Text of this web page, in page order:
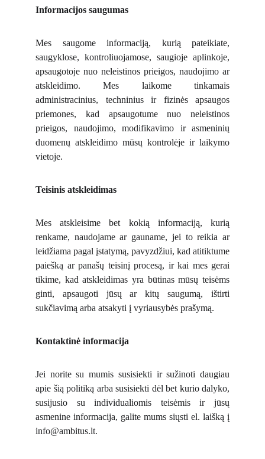
Informacijos saugumas
Mes saugome informaciją, kurią pateikiate,
saugyklose, kontroliuojamose, saugioje aplinkoje,
apsaugotoje nuo neleistinos prieigos, naudojimo ar
atskleidimo. Mes laikome tinkamais
administracinius, techninius ir fizinės apsaugos
priemones, kad apsaugotume nuo neleistinos
prieigos, naudojimo, modifikavimo ir asmeninių
duomenų atskleidimo mūsų kontrolėje ir laikymo
vietoje.
Teisinis atskleidimas
Mes atskleisime bet kokią informaciją, kurią
renkame, naudojame ar gauname, jei to reikia ar
leidžiama pagal įstatymą, pavyzdžiui, kad atitiktume
paiešką ar panašų teisinį procesą, ir kai mes gerai
tikime, kad atskleidimas yra būtinas mūsų teisėms
ginti, apsaugoti jūsų ar kitų saugumą, ištirti
sukčiavimą arba atsakyti į vyriausybės prašymą.
Kontaktinė informacija
Jei norite su mumis susisiekti ir sužinoti daugiau
apie šią politiką arba susisiekti dėl bet kurio dalyko,
susijusio su individualiomis teisėmis ir jūsų
asmenine informacija, galite mums siųsti el. laišką į
info@ambitus.lt.